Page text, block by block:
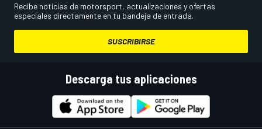
Recibe noticias de motorsport, actualizaciones y ofertas
especiales directamente en tu bandeja de entrada.
SUSCRIBIRSE
Descarga tus aplicaciones